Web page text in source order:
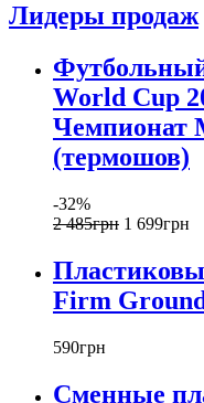
Лидеры продаж
World Cup
Чемпионат
(термошов)
-32%
2 485грн 1 699грн
Firm
590грн
Сменные